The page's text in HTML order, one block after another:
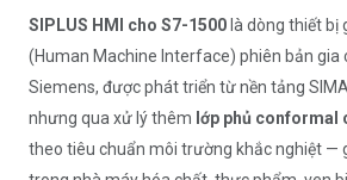
SIPLUS HMI cho S7-1500 là dòng thiết bị
(Human Machine Interface) phiên bản gia
Siemens, được phát triển từ nền tảng
nhưng qua xử lý thêm lớp phủ conformal
theo tiêu chuẩn môi trường khắc nghiệt —